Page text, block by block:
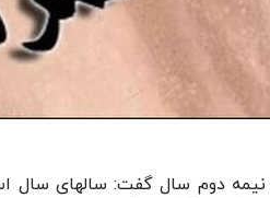
در نیمه دوم سال گفت: سالهای